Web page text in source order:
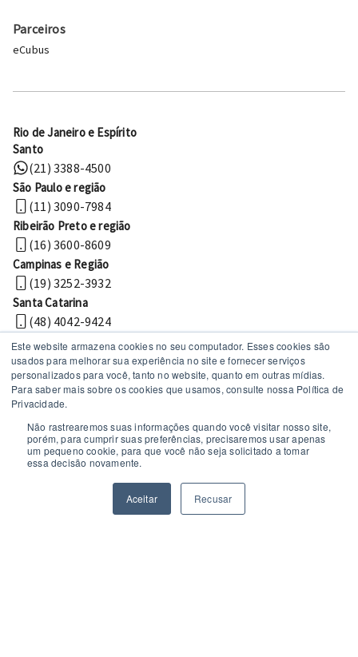
Este website armazena cookies no seu computador. Esses cookies são
usados ​​para melhorar sua experiência no site e fornecer serviços
personalizados para você, tanto no website, quanto em outras mídias.
Para saber mais sobre os cookies que usamos, consulte nossa Política de
Privacidade.
Não rastrearemos suas informações quando você visitar nosso site,
porém, para cumprir suas preferências, precisaremos usar apenas
um pequeno cookie, para que você não seja solicitado a tomar
essa decisão novamente.
Aceitar Recusar
Parceiros
eCubus
Rio de Janeiro e Espírito
Santo
(21) 3388-4500
São Paulo e região
(11) 3090-7984
Ribeirão Preto e região
(16) 3600-8609
Campinas e Região
(19) 3252-3932
Santa Catarina
(48) 4042-9424
Políticas de privacidade